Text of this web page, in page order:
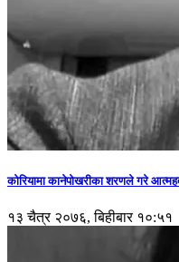
कोरियामा कानेपोखरीका शरणले गरे
१३ चैत्र २०७६, बिहीबार १०:५१